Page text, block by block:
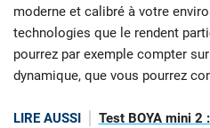
moderne et calibré à votre
technologies que le rendent
pourrez par exemple compter
dynamique, que vous pourrez
LIRE AUSSI Test BOYA mini 2